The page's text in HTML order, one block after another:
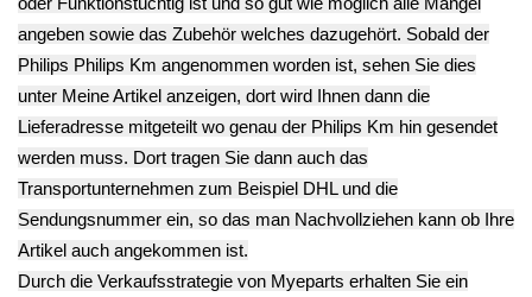
Deutsch / English
Ersatzteile suchen?
Verwenden Sie Stichworte, um ein Ersatzteil zu
finden.
erweiterte Suche
Hersteller